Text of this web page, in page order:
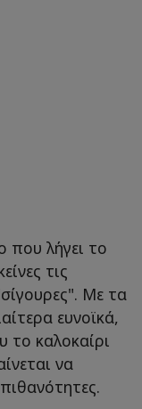
που λήγει το
τις
Με τα
ευνοϊκά,
καλοκαίρι
να